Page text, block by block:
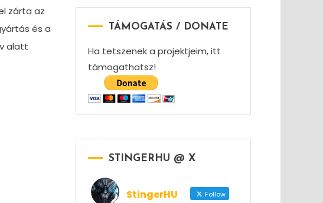
zárta az
és a
alatt
TÁMOGATÁS / DONATE
Ha tetszenek a projektjeim, itt
támogathatsz!
STINGERHU @ X
StingerHU Follow